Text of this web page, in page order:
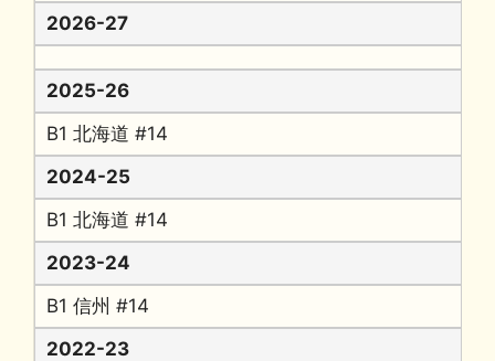
2026-27
2025-26
B1 北海道 #14
2024-25
B1 北海道 #14
2023-24
B1 信州 #14
2022-23